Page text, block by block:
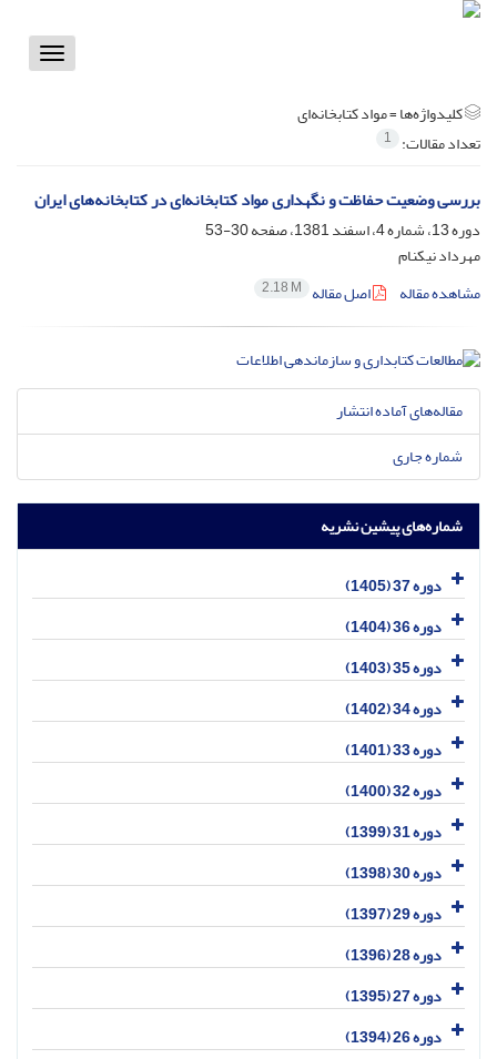
Toggle
کلیدواژه‌ها =مواد کتابخانه‌ای
تعداد مقالات: 1
بررسی وضعیت حفاظت و نگهداری مواد کتابخانه‌ای در کتابخانه‌های ایران
دوره 13، شماره 4، اسفند 1381، صفحه
30-53
مهرداد نیکنام
مشاهده مقاله
اصل مقاله 2.18 M
مقاله‌های آماده انتشار
شماره جاری
شماره‌های پیشین نشریه
دوره 37 (1405)
دوره 36 (1404)
دوره 35 (1403)
دوره 34 (1402)
دوره 33 (1401)
دوره 32 (1400)
دوره 31 (1399)
دوره 30 (1398)
دوره 29 (1397)
دوره 28 (1396)
دوره 27 (1395)
دوره 26 (1394)